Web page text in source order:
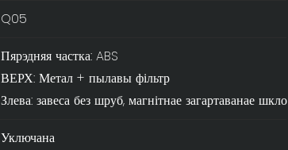
Q05
Пярэдняя частка: ABS
ВЕРХ: Метал + пылавы фільтр
Злева: завеса без шруб, магнітнае загартаванае шкло
Уключана